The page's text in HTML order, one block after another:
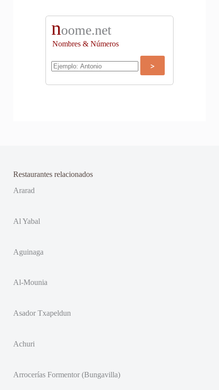
noome.net
Nombres & Números
Restaurantes relacionados
Ararad
Al Yabal
Aguinaga
Al-Mounia
Asador Txapeldun
Achuri
Arrocerías Formentor (Bungavilla)